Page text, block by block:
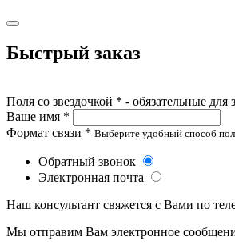
Быстрый заказ
Поля со звездочкой * - обязательные для
Ваше имя *
Формат связи * Выберите удобный способ
Обратный звонок
Электронная почта
Наш консультант свяжется с Вами по
Мы отправим Вам электронное